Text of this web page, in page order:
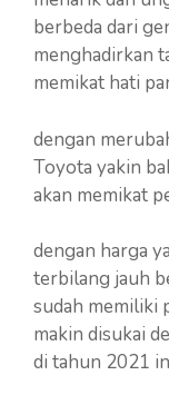
berbeda dari
menghadirkan
memikat hati
dengan
Toyota yakin
akan memikat
dengan harga
terbilang jauh
sudah memiliki
makin disukai
di tahun 2021